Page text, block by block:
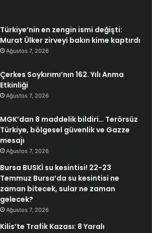
Türkiye’nin en zengin ismi değişti:
Murat Ülker zirveyi bakın kime kaptırdı
Ağustos 7, 2026
Çerkes Soykırımı’nın 162. Yılı Anma
Etkinliği
Ağustos 7, 2026
MGK’dan 8 maddelik bildiri… Terörsüz
Türkiye, bölgesel güvenlik ve Gazze
mesajı
Ağustos 7, 2026
Bursa BUSKİ su kesintisi! 22-23
Temmuz Bursa’da su kesintisi ne
zaman bitecek, sular ne zaman
gelecek?
Ağustos 7, 2026
Kilis’te Trafik Kazası: 8 Yaralı